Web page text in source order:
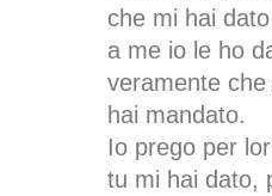
che mi hai
a me io le ho
veramente
hai mandato.
Io prego per
tu mi hai dato,